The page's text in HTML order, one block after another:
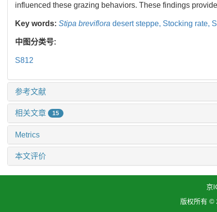
influenced these grazing behaviors. These findings
Key words: Stipa breviflora desert steppe, Stocking rate,
中图分类号:
S812
参考文献
相关文章 15
Metrics
本文评价
京
版权所有 ©